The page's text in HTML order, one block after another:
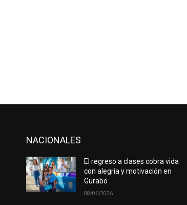
NACIONALES
El regreso a clases cobra vida
con alegría y motivación en
Gurabo
08/06/2026